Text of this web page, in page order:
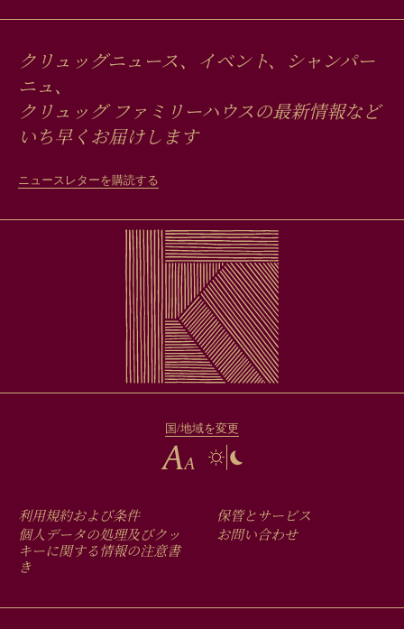
クリュッグニュース、イベント、シャンパー
ニュ、
クリュッグ ファミリーハウスの最新情報など
いち早くお届けします
ニュースレターを購読する
国/地域を変更
FOOTER
MENU
利用規約および条件
個人データの処理及びクッ
キーに関する情報の注意書
き
保管とサービス
お問い合わせ